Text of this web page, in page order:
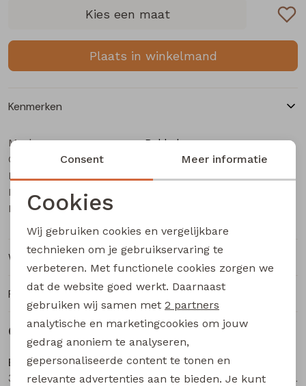
Bermuda's
Kies een maat
Plaats in winkelmand
Kenmerken
Merk
Bakkaboe
Categorie
Baby meisjes legging
Leverancierscode
3315213 W20194
Bestelcode
Kleur
Winkelvoorraad
Ruilen en retourneren
Gerelateerde producten
Bakkaboe
3315213 W20194 baby meisjes legging Zwart
Bakkaboe
3315213 W20194 baby meisjes legging Bruin donker
Noodzakelijke cookies
Analytische cookies
Marketing cookies
Consent Meer informatie
Cookies
Wij gebruiken cookies en vergelijkbare
technieken om je gebruikservaring te
verbeteren. Met functionele cookies zorgen we
dat de website goed werkt. Daarnaast
gebruiken wij samen met 2 partners
analytische en marketingcookies om jouw
gedrag anoniem te analyseren,
gepersonaliseerde content te tonen en
relevante advertenties aan te bieden. Je kunt